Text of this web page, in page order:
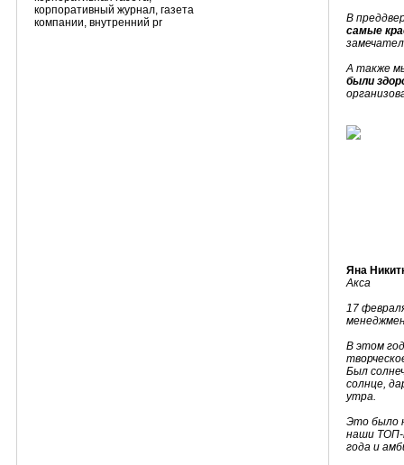
В
самые
А также
были
Яна
Акса
17
В этом
Был
солнце,
утра.
Это было
наши ТОП-
года и